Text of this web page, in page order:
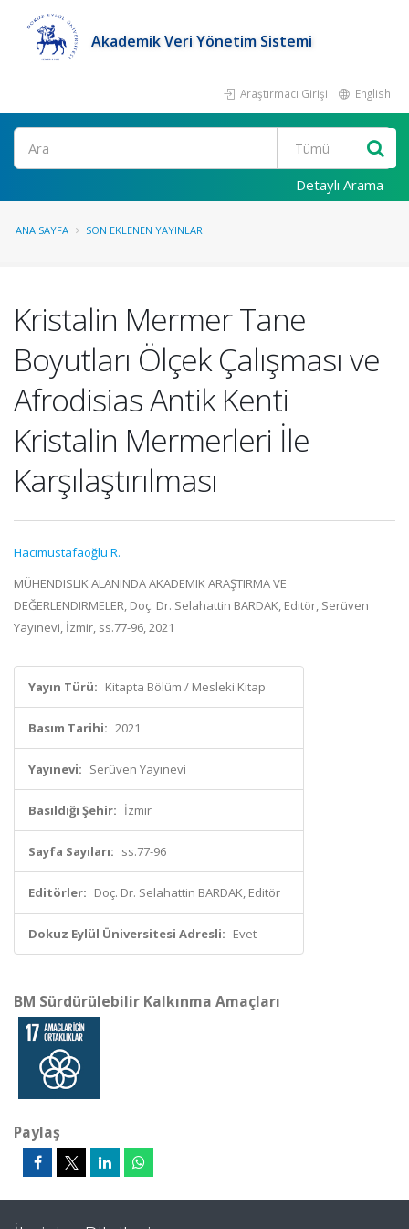
Akademik Veri Yönetim Sistemi
Araştırmacı Girişi English
Ara
Detaylı Arama
ANA SAYFA SON EKLENEN YAYINLAR
Kristalin Mermer Tane
Boyutları Ölçek Çalışması ve
Afrodisias Antik Kenti
Kristalin Mermerleri İle
Karşılaştırılması
Hacımustafaoğlu R.
MÜHENDISLIK ALANINDA AKADEMIK ARAŞTIRMA VE
DEĞERLENDIRMELER, Doç. Dr. Selahattin BARDAK, Editör, Serüven
Yayınevi, İzmir, ss.77-96, 2021
Yayın Türü: Kitapta Bölüm / Mesleki Kitap
Basım Tarihi: 2021
Yayınevi: Serüven Yayınevi
Basıldığı Şehir: İzmir
Sayfa Sayıları: ss.77-96
Editörler: Doç. Dr. Selahattin BARDAK, Editör
Dokuz Eylül Üniversitesi Adresli: Evet
BM Sürdürülebilir Kalkınma Amaçları
Paylaş